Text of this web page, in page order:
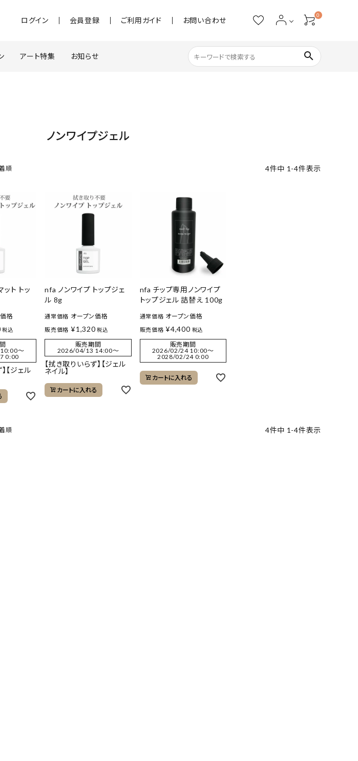
ログイン 会員登録 ご利用ガイド お問い合わせ
0
アート特集 お知らせ search
ノンワイプジェル
順 4件中 1 -4件表示
ト トッ
格
税込
〜
0:00
【ジェル
nfa ノンワイプ トップジェ
ル 8g
通常価格 オープン価格
販売価格 ¥1,320 税込
販売期間
2026/04/13 14:00〜
【拭き取りいらず】【ジェル
ネイル】
カートに入れる
nfa チップ専用ノンワイプ
トップジェル 詰替え 100g
通常価格 オープン価格
販売価格 ¥4,400 税込
販売期間
2026/02/24 10:00〜
2028/02/24 0:00
カートに入れる
順 4件中 1 -4件表示